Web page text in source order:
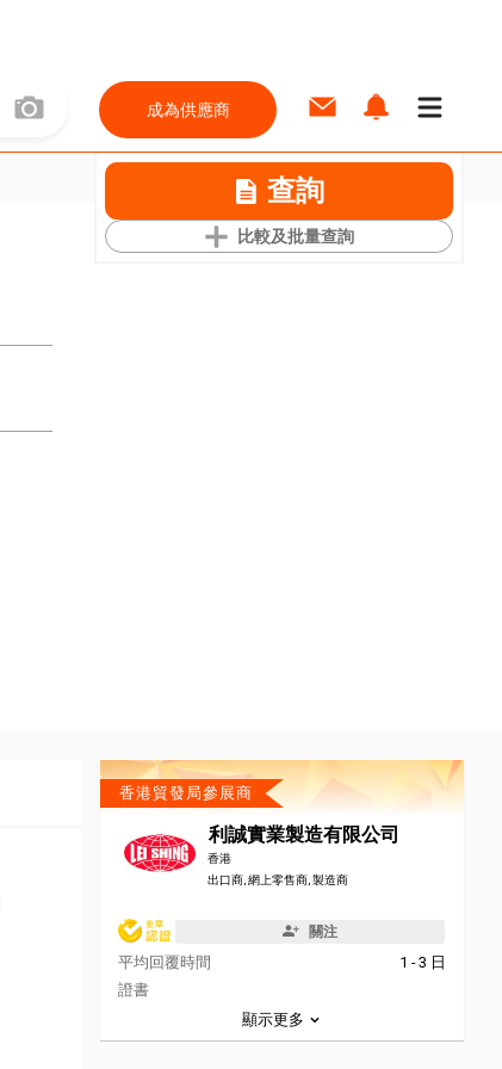
成為供應商
查詢
比較及批量查詢
香港貿發局參展商
利誠實業製造有限公司
香港
出口商, 網上零售商, 製造商
關注
平均回覆時間
1 - 3 日
證書
顯示更多